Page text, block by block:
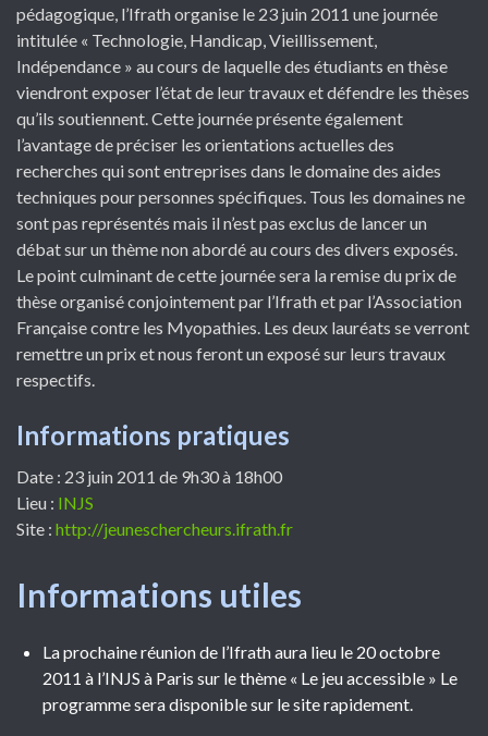
pédagogique, l’Ifrath organise le 23 juin 2011 une journée
intitulée « Technologie, Handicap, Vieillissement,
Indépendance » au cours de laquelle des étudiants en thèse
viendront exposer l’état de leur travaux et défendre les thèses
qu’ils soutiennent. Cette journée présente également
l’avantage de préciser les orientations actuelles des
recherches qui sont entreprises dans le domaine des aides
techniques pour personnes spécifiques. Tous les domaines ne
sont pas représentés mais il n’est pas exclus de lancer un
débat sur un thème non abordé au cours des divers exposés.
Le point culminant de cette journée sera la remise du prix de
thèse organisé conjointement par l’Ifrath et par l’Association
Française contre les Myopathies. Les deux lauréats se verront
remettre un prix et nous feront un exposé sur leurs travaux
respectifs.
Informations pratiques
Date : 23 juin 2011 de 9h30 à 18h00
Lieu : INJS
Site : http://jeuneschercheurs.ifrath.fr
Informations utiles
La prochaine réunion de l’Ifrath aura lieu le 20 octobre
2011 à l’INJS à Paris sur le thème « Le jeu accessible » Le
programme sera disponible sur le site rapidement.